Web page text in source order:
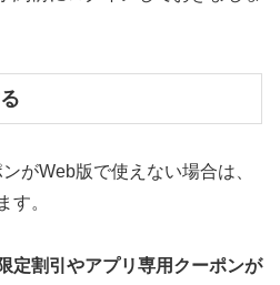
がWeb版で使えない場合は、
す。
定割引やアプリ専用クーポンが